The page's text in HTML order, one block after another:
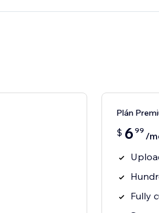
Plán
$ 6 99 /
Fully